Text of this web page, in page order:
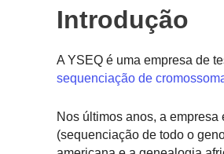
Introdução
A YSEQ é uma empresa de
sequenciação de
Nos últimos anos, a
(sequenciação de todo o